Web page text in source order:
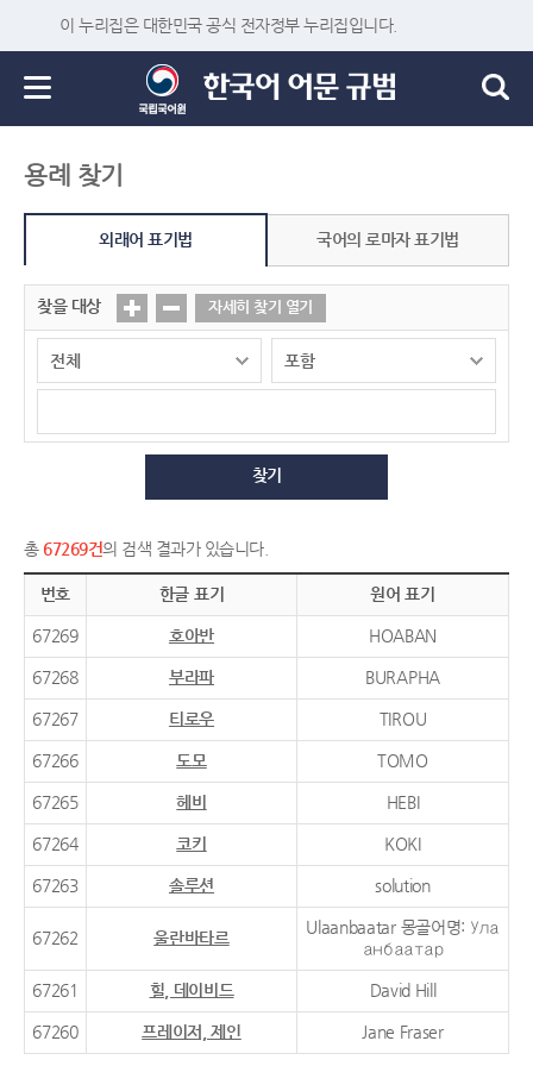
이 누리집은 대한민국 공식 전자정부 누리집입니다.
용례 찾기
외래어 표기법 국어의 로마자 표기법
찾을 대상 자세히 찾기 열기
찾기
총 67269건의 검색 결과가 있습니다.
번호 한글 표기 원어 표기
67269 호아반 HOABAN
67268 부라파 BURAPHA
67267 티로우 TIROU
67266 도모 TOMO
67265 헤비 HEBI
67264 코키 KOKI
67263 솔루션 solution
67262 울란바타르
Ulaanbaatar 몽골어명: Ула
анбаатар
67261 힐, 데이비드 David Hill
67260 프레이저, 제인 Jane Fraser